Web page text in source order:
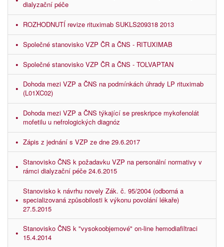
dialyzační péče
ROZHODNUTÍ revize rituximab SUKLS209318 2013
Společné stanovisko VZP ČR a ČNS - RITUXIMAB
Společné stanovisko VZP ČR a ČNS - TOLVAPTAN
Dohoda mezi VZP a ČNS na podmínkách úhrady LP rituximab
(L01XC02)
Dohoda mezi VZP a ČNS týkající se preskripce mykofenolát
mofetilu u nefrologických diagnóz
Zápis z jednání s VZP ze dne 29.6.2017
Stanovisko ČNS k požadavku VZP na personální normativy v
rámci dialyzační péče 24.6.2015
Stanovisko k návrhu novely Zák. č. 95/2004 (odborná a
specializovaná způsobilosti k výkonu povolání lékaře)
27.5.2015
Stanovisko ČNS k "vysokoobjemové" on-line hemodiafiltraci
15.4.2014